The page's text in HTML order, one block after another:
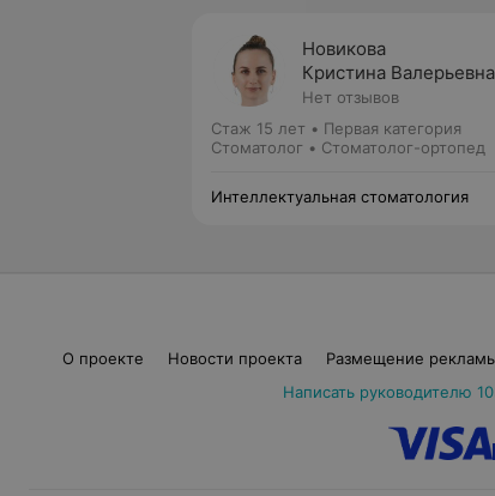
Новикова
Кристина Валерьевна
Нет отзывов
Стаж 15 лет • Первая категория
Стоматолог • Стоматолог-ортопед
Интеллектуальная стоматология
О проекте Новости проекта Размещение
Написать руководителю